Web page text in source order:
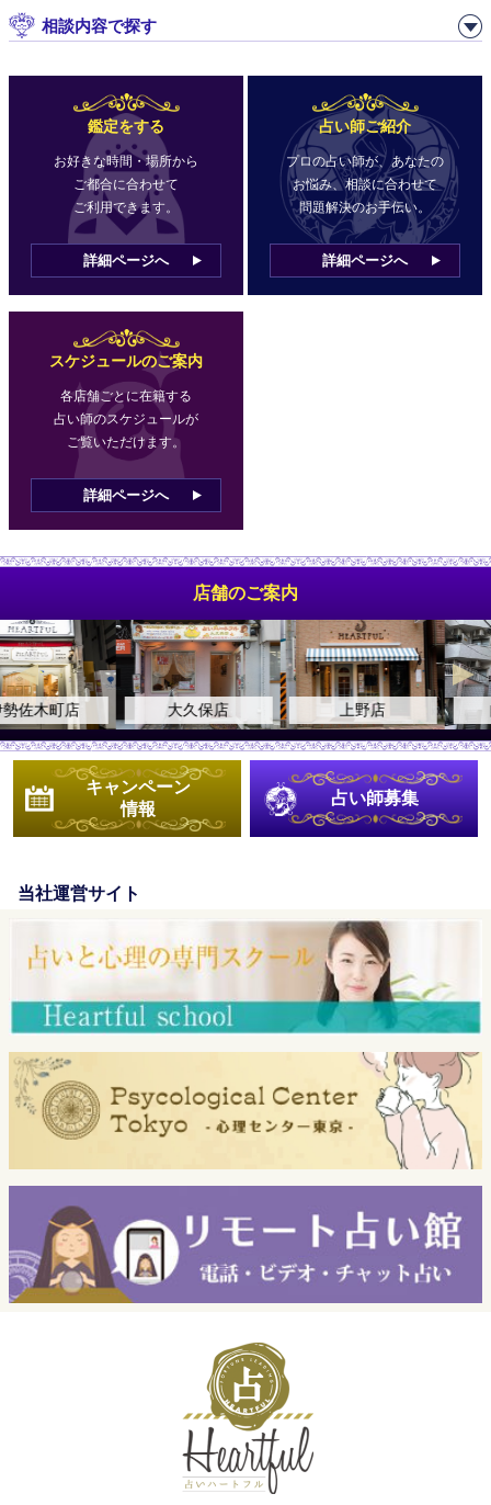
相談内容で探す
鑑定をする
お好きな時間・場所から
ご都合に合わせて
ご利用できます。
詳細ページへ
占い師ご紹介
プロの占い師が、あなたの
お悩み、相談に合わせて
問題解決のお手伝い。
詳細ページへ
スケジュールのご案内
各店舗ごとに在籍する
占い師のスケジュールが
ご覧いただけます。
詳細ページへ
店舗のご案内
大久保店 上野店 自由が丘店
キャンペーン
情報
占い師募集
当社運営サイト